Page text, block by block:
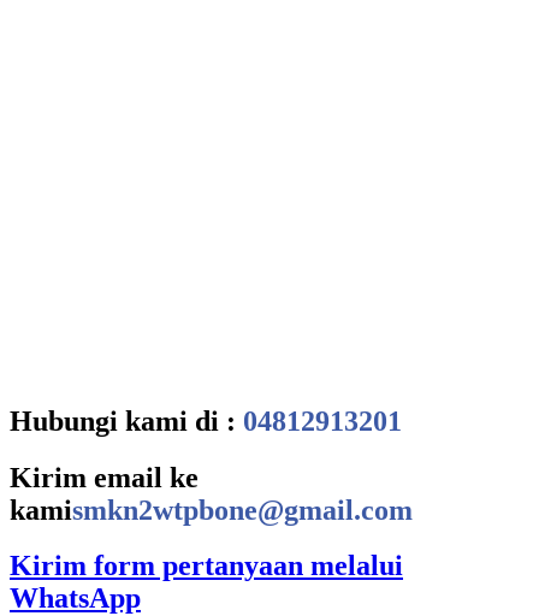
Hubungi kami di : 04812913201
Kirim email ke
kamismkn2wtpbone@gmail.com
Kirim form pertanyaan melalui
WhatsApp